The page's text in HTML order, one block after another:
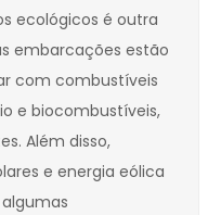
ecológicos é outra
embarcações estão
com combustíveis
e biocombustíveis,
Além disso,
e energia eólica